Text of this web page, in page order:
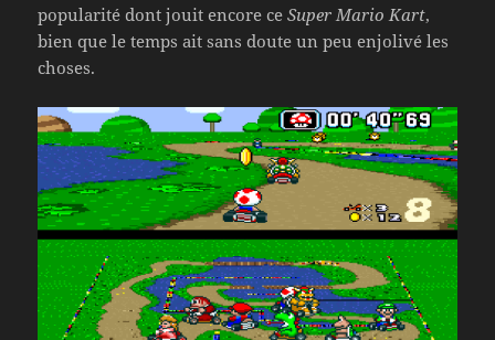
popularité dont jouit encore ceSuper Mario Kart,
bien que le temps ait sans doute un peu enjolivé les
choses.